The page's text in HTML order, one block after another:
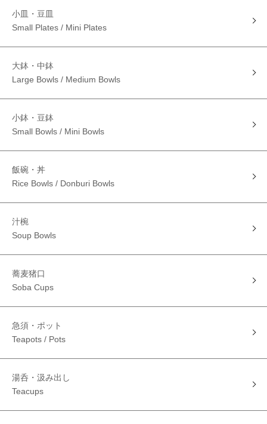
小皿・豆皿
Small Plates / Mini Plates
大鉢・中鉢
Large Bowls / Medium Bowls
小鉢・豆鉢
Small Bowls / Mini Bowls
飯碗・丼
Rice Bowls / Donburi Bowls
汁椀
Soup Bowls
蕎麦猪口
Soba Cups
急須・ポット
Teapots / Pots
湯呑・汲み出し
Teacups